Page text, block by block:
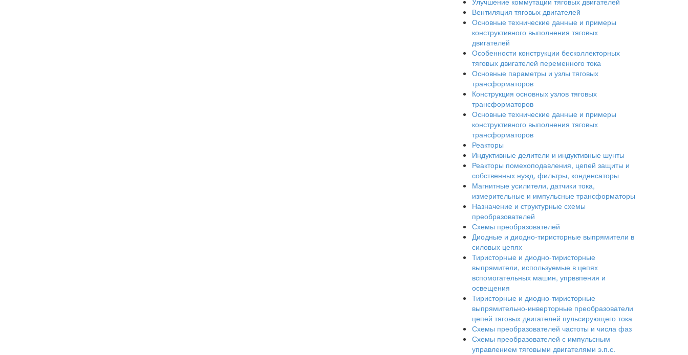
Вентиляция тяговых двигателей
Основные технические данные и примеры
конструктивного выполнения тяговых
двигателей
Особенности конструкции бесколлекторных
тяговых двигателей переменного тока
Основные параметры и узлы тяговых
трансформаторов
Конструкция основных узлов тяговых
трансформаторов
Основные технические данные и примеры
конструктивного выполнения тяговых
трансформаторов
Реакторы
Индуктивные делители и индуктивные шунты
Реакторы помехоподавления, цепей защиты и
собственных нужд, фильтры, конденсаторы
Магнитные усилители, датчики тока,
измерительные и импульсные трансформаторы
Назначение и структурные схемы
преобразователей
Схемы преобразователей
Диодные и диодно-тиристорные выпрямители в
силовых цепях
Тиристорные и диодно-тиристорные
выпрямители, используемые в цепях
вспомогательных машин, упрввпения и
освещения
Тиристорные и диодно-тиристорные
выпрямительно-инверторные преобразователи
цепей тяговых двигателей пульсирующего тока
Схемы преобразователей частоты и числа фаз
Схемы преобразователей с импульсным
управлением тяговыми двигателями э.п.с.